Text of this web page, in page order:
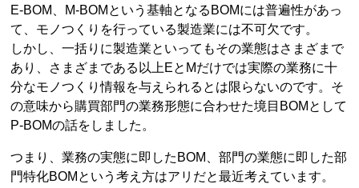
E-BOM、M-BOMという基軸となるBOMには普遍性があっ
て、モノつくりを行っている製造業には不可欠です。
しかし、一括りに製造業といってもその業態はさまざまで
あり、さまざまである以上EとMだけでは実際の業務に十
分なモノつくり情報を与えられるとは限らないのです。そ
の意味から購買部門の業務形態に合わせた境目BOMとして
P-BOMの話をしました。
つまり、業務の実態に即したBOM、部門の業態に即した部
門特化BOMという考え方はアリだと最近考えています。